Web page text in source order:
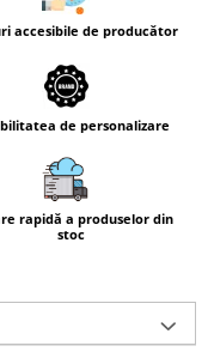
accesibile de producător
de personalizare
rapidă a produselor din
stoc